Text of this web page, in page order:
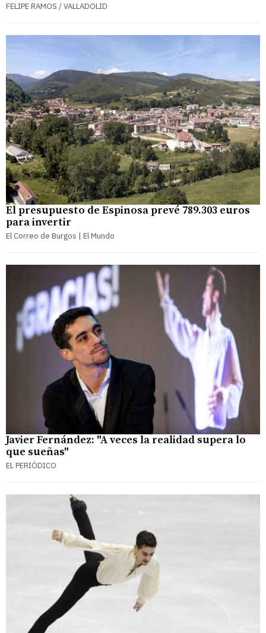
FELIPE RAMOS / VALLADOLID
El presupuesto de Espinosa prevé 789.303 euros
para invertir
El Correo de Burgos | El Mundo
Javier Fernández: "A veces la realidad supera lo
que sueñas"
EL PERIÓDICO